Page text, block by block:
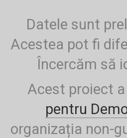
Datele sunt
Acestea pot fi
Încercăm să
Acest proiect
pentru
organizația non-